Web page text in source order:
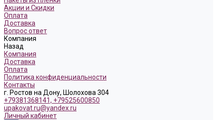
Акции и Скидки
Оплата
Доставка
Вопрос ответ
Компания
Назад
Компания
Доставка
Оплата
Политика конфиденциальности
Контакты
г. Ростов на Дону, Шолохова 304
+79381368141, +79525600850
upakovat.ru@yandex.ru
Личный кабинет